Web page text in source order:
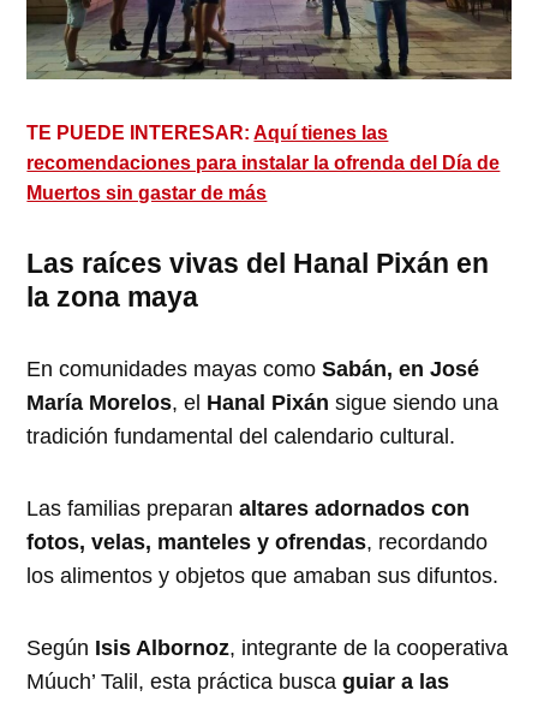
TE PUEDE INTERESAR:Aquí tienes las
recomendaciones para instalar la ofrenda del Día de
Muertos sin gastar de más
Las raíces vivas del Hanal Pixán en
la zona maya
En comunidades mayas comoSabán, en José
María Morelos, el Hanal Pixán sigue siendo una
tradición fundamental del calendario cultural.
Las familias preparanaltares adornados con
fotos, velas, manteles y ofrendas, recordando
los alimentos y objetos que amaban sus difuntos.
Según Isis Albornoz, integrante de la cooperativa
Múuch’ Talil, esta práctica buscaguiar a las